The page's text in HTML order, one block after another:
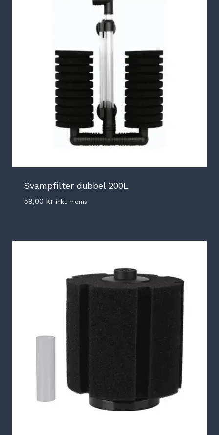
Svampfilter dubbel 200L
59,00 kr inkl. moms